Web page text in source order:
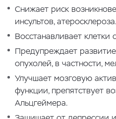
Снижает риск
инсультов, атеросклероза.
Восстанавливает клетки
Предупреждает
опухолей, в частности,
Улучшает мозговую
функции, препятствует
Альцгеймера.